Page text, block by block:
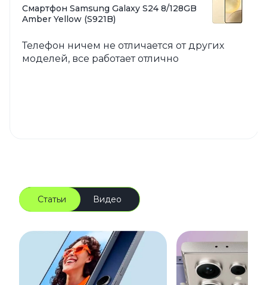
Смартфон Samsung Galaxy S24 8/128GB
Amber Yellow (S921B)
Телефон ничем не отличается от других
моделей, все работает отлично
Статьи Видео